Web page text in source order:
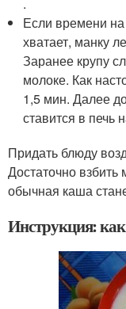
.
Если времени
хватает, манку
Заранее крупу
молоке. Как
1,5 мин. Далее
ставится в печь
Придать блюду
Достаточно
обычная каша
Инструкция: